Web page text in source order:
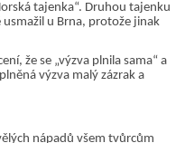
tajenka“. Druhou tajenku
usmažil u Brna, protože jinak
že se „výzva plnila sama“ a
výzva malý zázrak a
nápadů všem tvůrcům